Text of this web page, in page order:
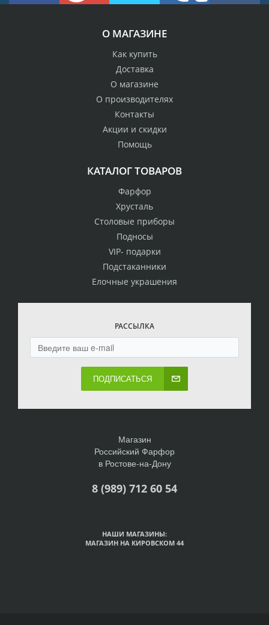
О МАГАЗИНЕ
Как купить
Доставка
О магазине
О производителях
Контакты
Акции и скидки
Помощь
КАТАЛОГ ТОВАРОВ
Фарфор
Хрусталь
Столовые приборы
Подносы
VIP- подарки
Подстаканники
Елочные украшения
РАССЫЛКА
ПОДПИСАТЬСЯ
Магазин
Российский Фарфор
в Ростове-на-Дону
8 (989) 712 60 54
НАШИ МАГАЗИНЫ:
МАГАЗИН НА КИРОВСКОМ 44